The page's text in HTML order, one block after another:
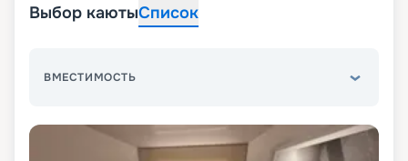
Выбор каютыСписок
ВМЕСТИМОСТЬ